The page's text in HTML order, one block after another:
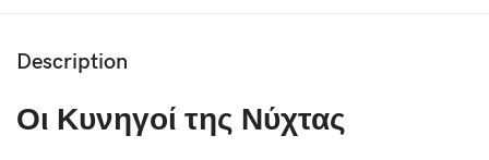
Description
Οι Κυνηγοί της Νύχτας